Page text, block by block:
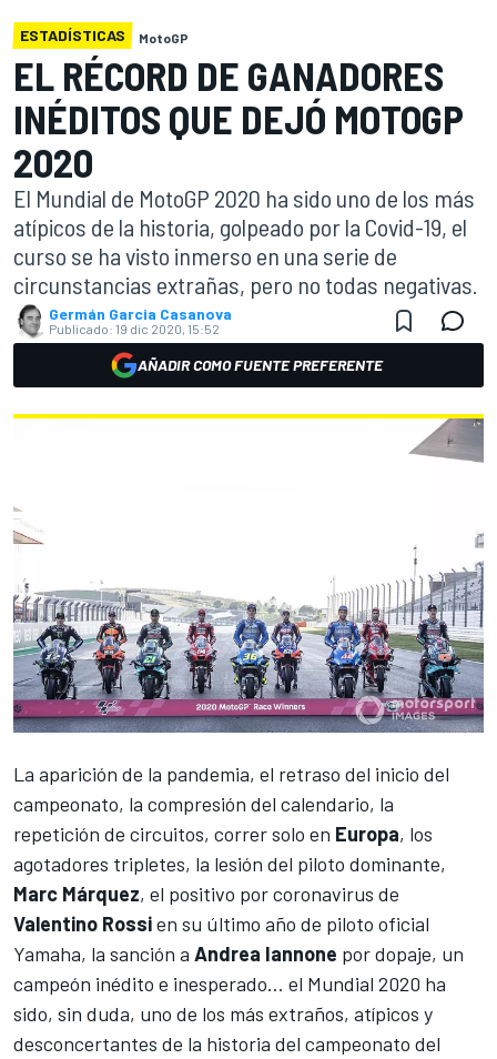
ESTADÍSTICAS MotoGP
EL RÉCORD DE GANADORES
INÉDITOS QUE DEJÓ MOTOGP
2020
El Mundial de MotoGP 2020 ha sido uno de los más
atípicos de la historia, golpeado por la Covid-19, el
curso se ha visto inmerso en una serie de
circunstancias extrañas, pero no todas negativas.
Germán Garcia Casanova
Publicado: 19 dic 2020, 15:52
AÑADIR COMO FUENTE PREFERENTE
La aparición de la pandemia, el retraso del inicio del
campeonato, la compresión del calendario, la
repetición de circuitos, correr solo en Europa, los
agotadores tripletes, la lesión del piloto dominante,
Marc Márquez, el positivo por coronavirus de
Valentino Rossien su último año de piloto oficial
Yamaha, la sanción a Andrea Iannone por dopaje, un
campeón inédito e inesperado… el Mundial 2020 ha
sido, sin duda, uno de los más extraños, atípicos y
desconcertantes de la historia del campeonato del